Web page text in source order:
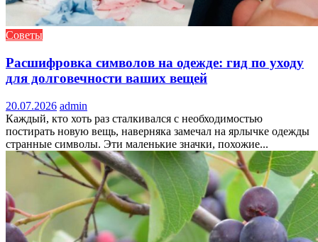
Советы
Расшифровка символов на одежде: гид по уходу
для долговечности ваших вещей
20.07.2026 admin
Каждый, кто хоть раз сталкивался с необходимостью
постирать новую вещь, наверняка замечал на ярлычке одежды
странные символы. Эти маленькие значки, похожие...